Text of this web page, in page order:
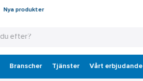
Nya produkter
Branscher Tjänster Vårt erbjudande